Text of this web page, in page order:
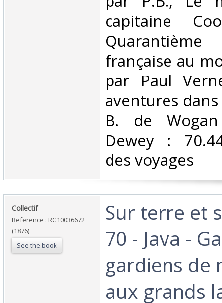
capitaine
française au
par Paul
aventures
B. de Wogan
Dewey :
des voyages‎
‎Collectif‎
Reference : RO10036672
(1876)
See the book
‎Sur terre et
70 - Java -
gardiens de
aux grands